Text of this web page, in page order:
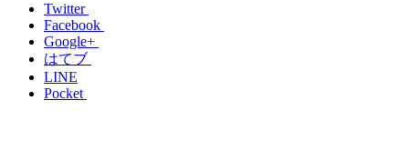
Twitter
Facebook
Google+
はてブ
LINE
Pocket